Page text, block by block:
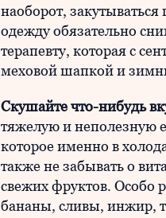
наоборот,
одежду обязательно
терапевту, которая с
меховой шапкой и
Скушайте что-нибудь
тяжелую и неполезную
которое именно в
также не забывать о
свежих фруктов. Особо
бананы, сливы, инжир,